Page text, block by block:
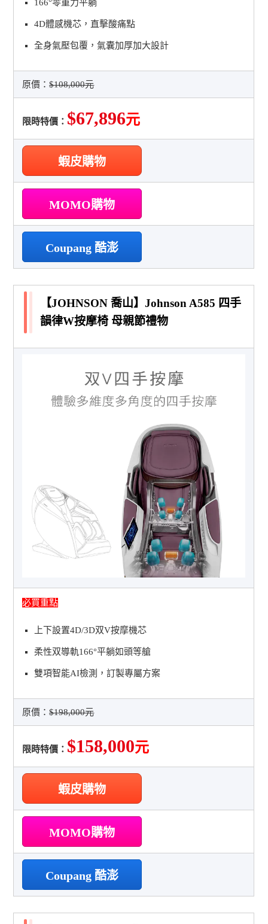
166°零重力平躺
4D體感機芯，直擊酸痛點
全身氣壓包覆，氣囊加厚加大設計
原價：$108,000元
限時特價： $67,896元
蝦皮購物
MOMO購物
Coupang 酷澎
【JOHNSON 喬山】Johnson A585 四手
韻律W按摩椅 母親節禮物
必買重點
上下設置4D/3D双V按摩機芯
柔性双導軌166°平躺如頭等艙
雙項智能AI檢測，訂製專屬方案
原價：$198,000元
限時特價： $158,000元
蝦皮購物
MOMO購物
Coupang 酷澎